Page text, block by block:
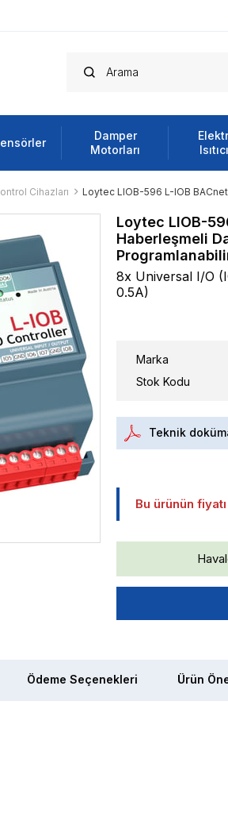
Damper
Motorları
Cihazları Loytec LIOB-596 L-IOB
Loytec LIOB-
Haberleşmeli
8x Universal I/O
0.5A)
Marka
Stok Kodu
Teknik
Bu ürünün
Ödeme Seçenekleri Ürün